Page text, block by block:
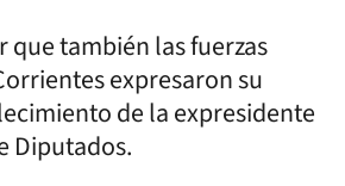
que también las fuerzas
expresaron su
de la expresidente
Diputados.